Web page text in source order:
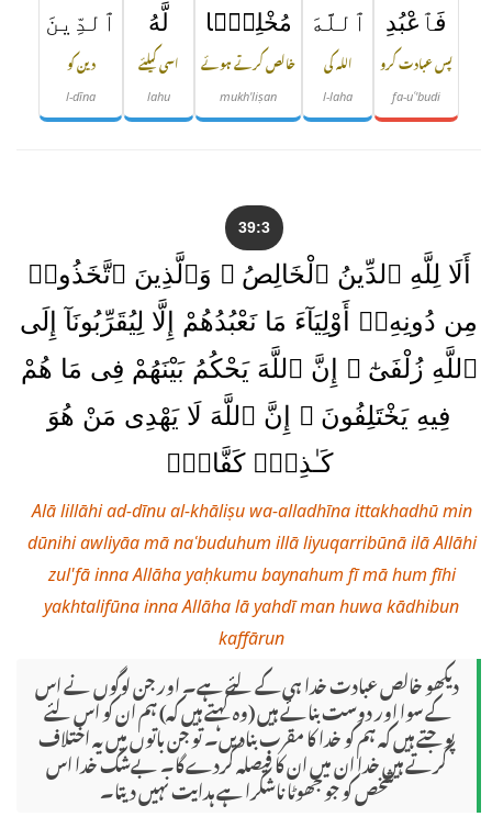
فَٱعْبُدِ
پس عبادت کرو
fa-uʿ'budi
ٱللَّهَ
اللہ کی
l-laha
مُخْلِصًۭا
خالص کرتے ہوئے
mukh'liṣan
لَّهُ
اسی کیلئے
lahu
ٱلدِّينَ
دین کو
l-dīna
39:3
أَلَا لِلَّهِ ٱلدِّينُ ٱلْخَالِصُ ۚ وَٱلَّذِينَ ٱتَّخَذُوا۟
مِن دُونِهِۦٓ أَوْلِيَآءَ مَا نَعْبُدُهُمْ إِلَّا لِيُقَرِّبُونَآ إِلَى
ٱللَّهِ زُلْفَىٰٓ ۚ إِنَّ ٱللَّهَ يَحْكُمُ بَيْنَهُمْ فِى مَا هُمْ
فِيهِ يَخْتَلِفُونَ ۗ إِنَّ ٱللَّهَ لَا يَهْدِى مَنْ هُوَ
كَـٰذِبٌۭ كَفَّارٌۭ
Alā lillāhi ad-dīnu al-khāliṣu wa-alladhīna ittakhadhū min
dūnihi awliyāa mā naʿbuduhum illā liyuqarribūnā ilā Allāhi
zul'fā inna Allāha yaḥkumu baynahum fī mā hum fīhi
yakhtalifūna inna Allāha lā yahdī man huwa kādhibun
kaffārun
دیکھو خالص عبادت خدا ہی کے لئے ہے۔ اور جن لوگوں نے اس
کے سوا اور دوست بنائے ہیں (وہ کہتے ہیں کہ) ہم ان کو اس لئے
پوجتے ہیں کہ ہم کو خدا کا مقرب بنادیں۔ تو جن باتوں میں یہ اختلاف
کرتے ہیں خدا ان میں ان کا فیصلہ کردے گا۔ بےشک خدا اس
شخص کو جو جھوٹا ناشکرا ہے ہدایت نہیں دیتا۔